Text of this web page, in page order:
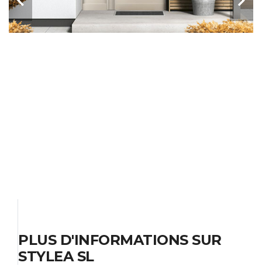
PLUS D'INFORMATIONS SUR
STYLEA SL